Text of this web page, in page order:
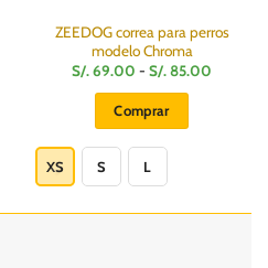
ZEEDOG correa para perros
modelo Chroma
S/.69.00 - S/.85.00
Comprar
producto
tiene
múltiples
XS S L